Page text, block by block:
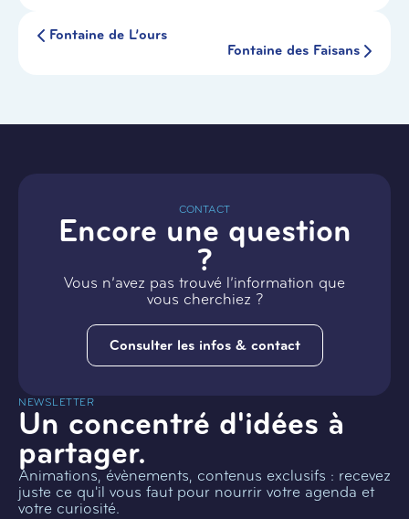
Fontaine de L’ours
Fontaine des Faisans
CONTACT
Encore une question
?
Vous n’avez pas trouvé l’information que
vous cherchiez ?
Consulter les infos & contact
NEWSLETTER
Un concentré d'idées à
partager.
Animations, évènements, contenus exclusifs : recevez
juste ce qu'il vous faut pour nourrir votre agenda et
votre curiosité.